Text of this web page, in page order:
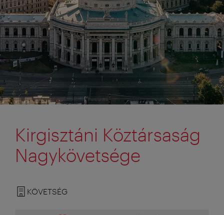
Kirgisztáni Köztársaság
Nagykövetsége
KÖVETSÉG